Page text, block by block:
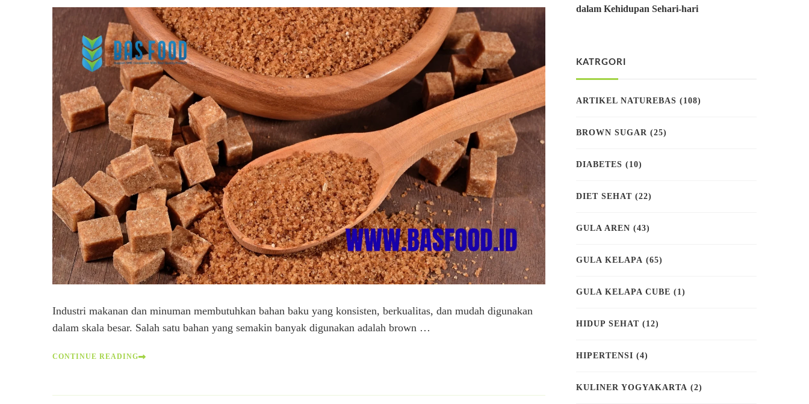
Industri makanan dan minuman membutuhkan bahan baku yang konsisten, berkualitas, dan mudah digunakan
dalam skala besar. Salah satu bahan yang semakin banyak digunakan adalah brown …
CONTINUE READING
dalam Kehidupan Sehari-hari
KATRGORI
ARTIKEL NATUREBAS (108)
BROWN SUGAR (25)
DIABETES (10)
DIET SEHAT (22)
GULA AREN (43)
GULA KELAPA (65)
GULA KELAPA CUBE (1)
HIDUP SEHAT (12)
HIPERTENSI (4)
KULINER YOGYAKARTA (2)